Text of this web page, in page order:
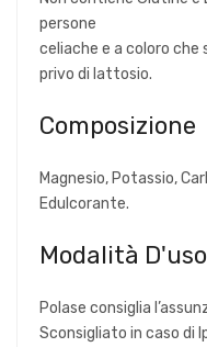
persone
celiache e a coloro che
privo di lattosio.
Composizione
Magnesio, Potassio,
Edulcorante.
Modalità D'uso
Polase consiglia
Sconsigliato in caso di